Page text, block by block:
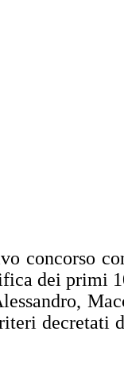
concorso
dei primi
decretati